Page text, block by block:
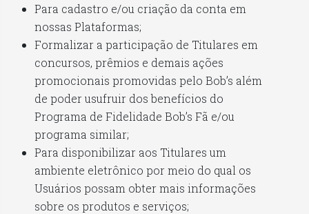
Para cadastro e/ou criação da conta em
nossas Plataformas;
Formalizar a participação de Titulares em
concursos, prêmios e demais ações
promocionais promovidas pelo Bob’s além
de poder usufruir dos benefícios do
Programa de Fidelidade Bob’s Fã e/ou
programa similar;
Para disponibilizar aos Titulares um
ambiente eletrônico por meio do qual os
Usuários possam obter mais informações
sobre os produtos e serviços;